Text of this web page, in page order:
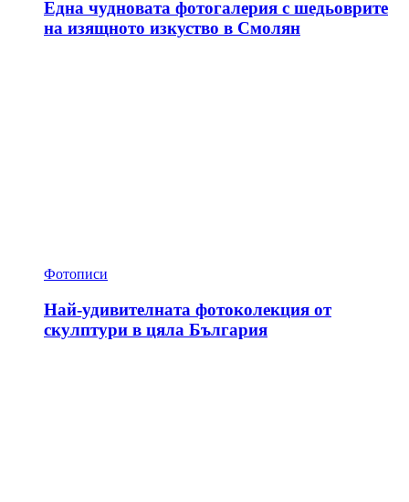
Една чудновата фотогалерия с шедьоврите
на изящното изкуство в Смолян
Фотописи
Най-удивителната фотоколекция от
скулптури в цяла България